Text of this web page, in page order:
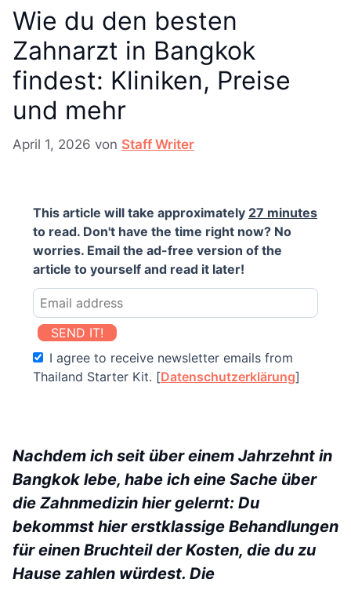
Wie du den besten
Zahnarzt in Bangkok
findest: Kliniken, Preise
und mehr
April 1, 2026 von Staff Writer
This article will take approximately 27 minutes
to read. Don't have the time right now? No
worries. Email the ad-free version of the
article to yourself and read it later!
SEND IT!
I agree to receive newsletter emails from
Thailand Starter Kit. [Datenschutzerklärung]
Nachdem ich seit über einem Jahrzehnt in
Bangkok lebe, habe ich eine Sache über
die Zahnmedizin hier gelernt: Du
bekommst hier erstklassige Behandlungen
für einen Bruchteil der Kosten, die du zu
Hause zahlen würdest. Die